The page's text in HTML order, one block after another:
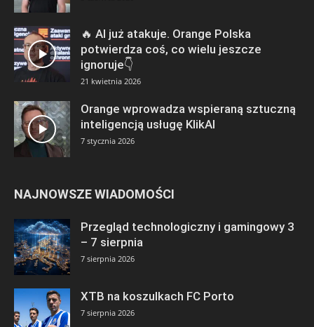
🔥 AI już atakuje. Orange Polska
potwierdza coś, co wielu jeszcze
ignoruje👇
21 kwietnia 2026
Orange wprowadza wspieraną sztuczną
inteligencją usługę KlikAI
7 stycznia 2026
NAJNOWSZE WIADOMOŚCI
Przegląd technologiczny i gamingowy 3
– 7 sierpnia
7 sierpnia 2026
XTB na koszulkach FC Porto
7 sierpnia 2026